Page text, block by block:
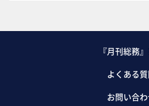
『月刊総務
よくある
お問い合